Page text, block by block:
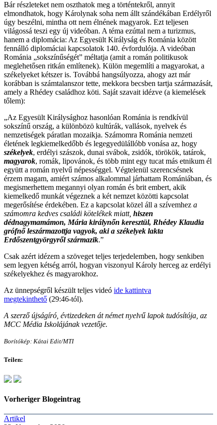
Bár részleteket nem oszthatok meg a történtekről, annyit
elmondhatok, hogy Károlynak soha nem állt szándékában Erdélyről
úgy beszélni, mintha ott nem élnének magyarok. Ezt teljesen
világossá teszi egy új videóban. A téma ezúttal nem a turizmus,
hanem a diplomácia: Az Egyesült Királyság és Románia között
fennálló diplomáciai kapcsolatok 140. évfordulója. A videóban
Románia „sokszínűségét” méltatja (amit a román politikusok
meglehetősen ritkán említenek). Külön megemlíti a magyarokat, a
székelyeket kétszer is. Továbbá hangsúlyozza, ahogy azt már
korábban is számtalanszor tette, mekkora becsben tartja származását,
amely a Rhédey családhoz köti. Saját szavait idézve (a kiemelések
tőlem):
„Az Egyesült Királysághoz hasonlóan Románia is rendkívül
sokszínű ország, a különbözö kultúrák, vallások, nyelvek és
nemzetiségek páratlan mozaikja. Számomra Románia nemzeti
életének legkiemelkedőbb és legegyedülállóbb vonása az, hogy
székelyek, erdélyi szászok, dunai svábok, zsidók, törökök, tatárok,
magyarok, romák, lipovánok, és több mint egy tucat más etnikum él
együtt a román nyelvű népességgel. Végtelenül szerencsésnek
érzem magam, amiért számos alkalommal járhattam Romániában, és
megismerhettem megannyi olyan román és brit embert, akik
kiemelkedő munkát végeznek a két nemzet közötti kapcsolat
megerősítése érdekében. Ez a kapcsolat közel áll a szívemhez a
számomra kedves családi kötelékek miatt, hiszen
dédnagymamámon, Mária királynőn keresztül, Rhédey Klaudia
grófnő leszármazottja vagyok, aki a székelyek lakta
Erdőszentgyörgyről származik.”
Csak azért idézem a szöveget teljes terjedelemben, hogy senkiben
sem legyen kétség arról, hogyan viszonyul Károly herceg az erdélyi
székelyekhez és magyarokhoz.
Az ünnepségről készült teljes videó ide kattintva
megtekinthető (29:46-tól).
A szerző újságíró, évtizedeken át német nyelvű lapok tudósítója, az
MCC Média Iskolájának vezetője.
Borítókép: Kátai Edit/MTI
Teilen:
Vorheriger Blogeintrag
Artikel